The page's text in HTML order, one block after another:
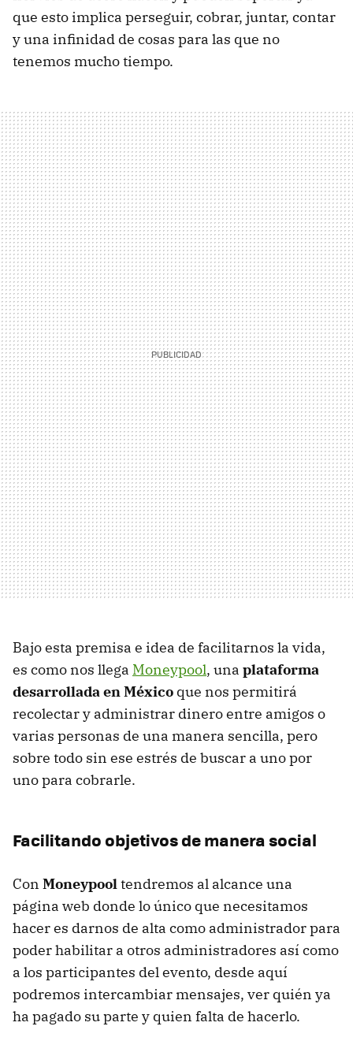
que esto implica perseguir, cobrar, juntar, contar
y una infinidad de cosas para las que no
tenemos mucho tiempo.
Bajo esta premisa e idea de facilitarnos la vida,
es como nos llega Moneypool, una plataforma
desarrollada en México que nos permitirá
recolectar y administrar dinero entre amigos o
varias personas de una manera sencilla, pero
sobre todo sin ese estrés de buscar a uno por
uno para cobrarle.
Facilitando objetivos de manera social
Con Moneypooltendremos al alcance una
página web donde lo único que necesitamos
hacer es darnos de alta como administrador para
poder habilitar a otros administradores así como
a los participantes del evento, desde aquí
podremos intercambiar mensajes, ver quién ya
ha pagado su parte y quien falta de hacerlo.